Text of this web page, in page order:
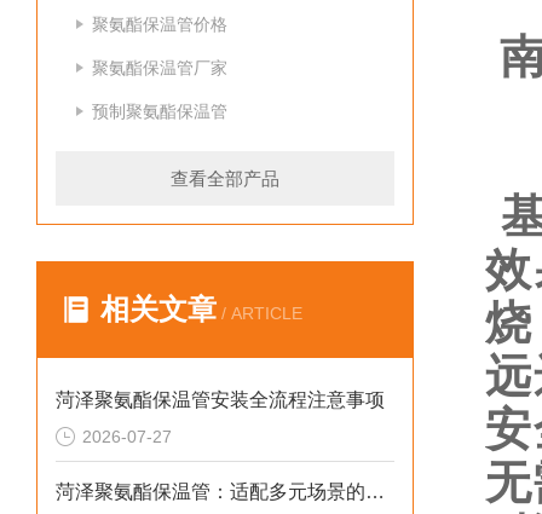
聚氨酯保温管价格
聚氨酯保温管厂家
预制聚氨酯保温管
查看全部产品
相关文章 / ARTICLE
菏泽聚氨酯保温管安装全流程注意事项
2026-07-27
菏泽聚氨酯保温管：适配多元场景的高效保温输送材料